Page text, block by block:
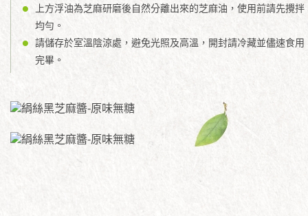
上方浮油為芝麻研磨後自然分離出來的芝麻油，使用前請先攪拌
均勻。
請儲存於室溫陰涼處，避免光照及高溫，開封請冷藏並儘速食用
完畢。